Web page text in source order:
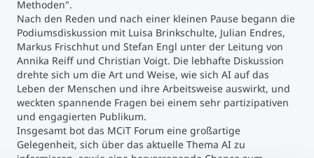
Methoden".
Nach den Reden und nach einer kleinen Pause begann die
Podiumsdiskussion mit Luisa Brinkschulte, Julian Endres,
Markus Frischhut und Stefan Engl unter der Leitung von
Annika Reiff und Christian Voigt. Die lebhafte Diskussion
drehte sich um die Art und Weise, wie sich AI auf das
Leben der Menschen und ihre Arbeitsweise auswirkt, und
weckten spannende Fragen bei einem sehr partizipativen
und engagierten Publikum.
Insgesamt bot das MCiT Forum eine großartige
Gelegenheit, sich über das aktuelle Thema AI zu